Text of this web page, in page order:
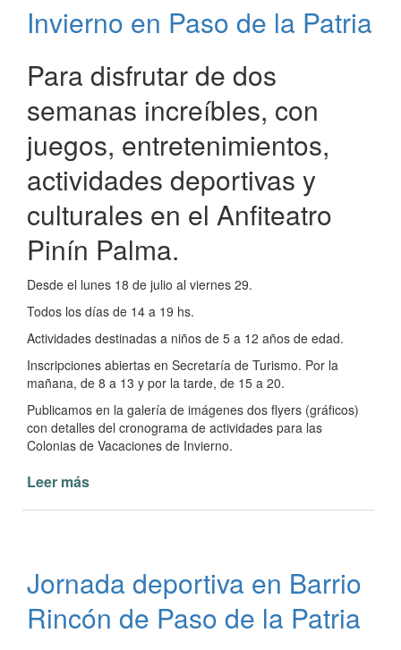
Invierno en Paso de la Patria
Para disfrutar de dos
semanas increíbles, con
juegos, entretenimientos,
actividades deportivas y
culturales en el Anfiteatro
Pinín Palma.
Desde el lunes 18 de julio al viernes 29.
Todos los días de 14 a 19 hs.
Actividades destinadas a niños de 5 a 12 años de edad.
Inscripciones abiertas en Secretaría de Turismo. Por la
mañana, de 8 a 13 y por la tarde, de 15 a 20.
Publicamos en la galería de imágenes dos flyers (gráficos)
con detalles del cronograma de actividades para las
Colonias de Vacaciones de Invierno.
Leer más
Invierno
en
Paso
Jornada deportiva en Barrio
Rincón de Paso de la Patria